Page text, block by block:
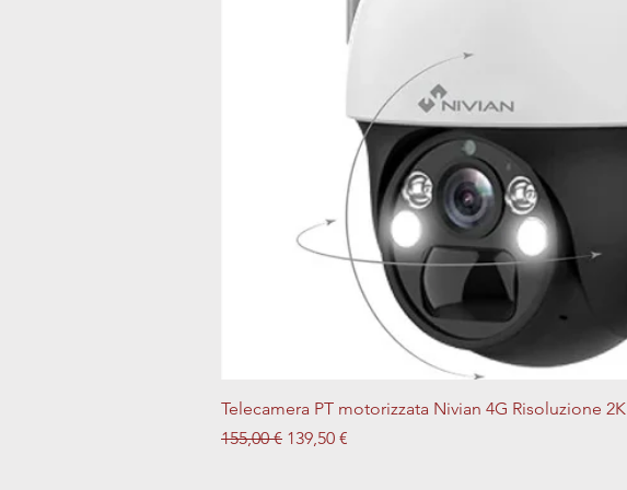
Telecamera PT motorizzata Nivian 4G Risoluzione 2K
Prezzo regolare
155,00 € Prezzo scontato
139,50 €